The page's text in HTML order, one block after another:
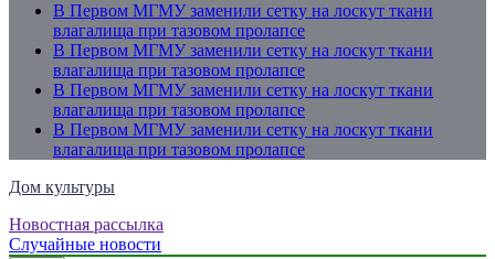
В Первом МГМУ заменили сетку на лоскут ткани
влагалища при тазовом пролапсе
В Первом МГМУ заменили сетку на лоскут ткани
влагалища при тазовом пролапсе
В Первом МГМУ заменили сетку на лоскут ткани
влагалища при тазовом пролапсе
В Первом МГМУ заменили сетку на лоскут ткани
влагалища при тазовом пролапсе
Дом культуры
Just another WordPress site
Новостная рассылка
Случайные новости